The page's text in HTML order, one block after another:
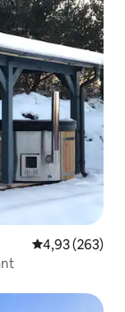
Évaluation
4,93 (263)